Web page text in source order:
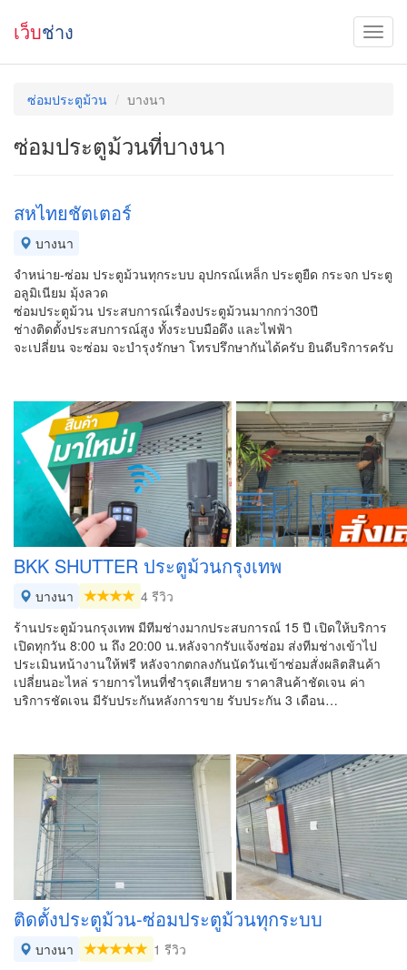
เว็บช่าง
ซ่อมประตูม้วน บางนา
ซ่อมประตูม้วนที่บางนา
สหไทยชัตเตอร์
บางนา
จำหน่าย-ซ่อม ประตูม้วนทุกระบบ อุปกรณ์เหล็ก ประตูยืด กระจก ประตู
อลูมิเนียม มุ้งลวด
ซ่อมประตูม้วน ประสบการณ์เรื่องประตูม้วนมากกว่า30ปี
ช่างติดตั้งประสบการณ์สูง ทั้งระบบมือดึง และไฟฟ้า
จะเปลี่ยน จะซ่อม จะบำรุงรักษา โทรปรึกษากันได้ครับ ยินดีบริการครับ
BKK SHUTTER ประตูม้วนกรุงเทพ
บางนา
4 รีวิว
ร้านประตูม้วนกรุงเทพ มีทีมช่างมากประสบการณ์ 15 ปี เปิดให้บริการ
เปิดทุกวัน 8:00 น ถึง 20:00 น.หลังจากรับแจ้งซ่อม ส่งทีมช่างเข้าไป
ประเมินหน้างานให้ฟรี หลังจากตกลงกันนัดวันเข้าซ่อมสั่งผลิตสินค้า
เปลี่ยนอะไหล่ รายการไหนที่ชำรุดเสียหาย ราคาสินค้าชัดเจน ค่า
บริการชัดเจน มีรับประกันหลังการขาย รับประกัน 3 เดือน…
ติดตั้งประตูม้วน-ซ่อมประตูม้วนทุกระบบ
บางนา
1 รีวิว